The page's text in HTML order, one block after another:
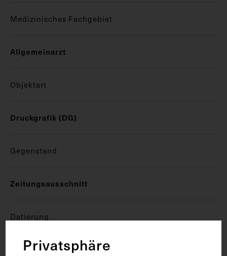
Medizinisches Fachgebiet
Allgemeinarzt
Objektart
Druckgrafik (DG)
Gegenstand
Zeitungsausschnitt
Datierung
circa 1975 - 1987
Privatsphäre